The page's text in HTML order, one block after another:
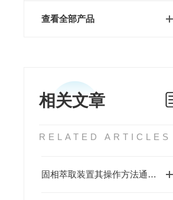
查看全部产品
相关文章
RELATED ARTICLES
固相萃取装置其操作方法通常包括以下步骤